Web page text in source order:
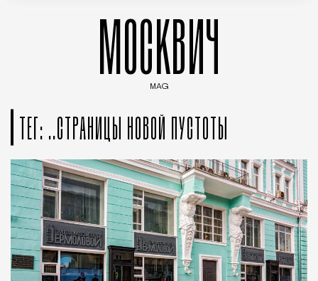
МОСКВИЧ
MAG
ТЕГ: ..СТРАНИЦЫ НОВОЙ ПУСТОТЫ